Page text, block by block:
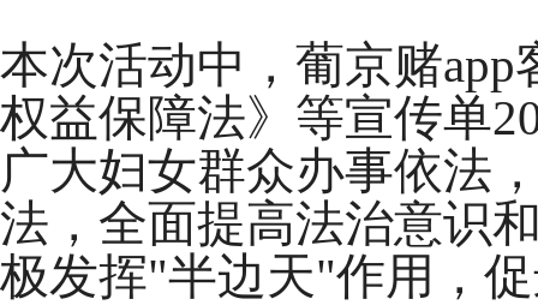
本次活动中，葡京赌
权益保障法》等宣传单
广大妇女群众办事依法
法，全面提高法治意识
极发挥"半边天"作用，